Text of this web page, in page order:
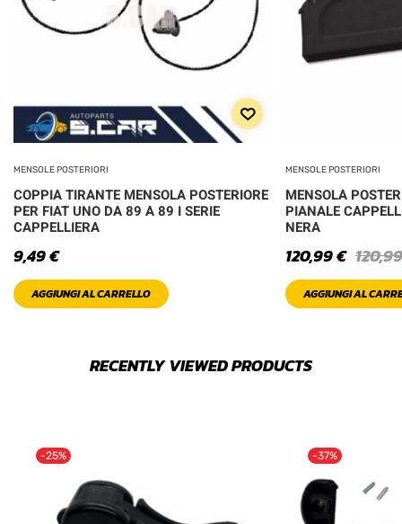
MENSOLE POSTERIORI
COPPIA TIRANTE MENSOLA POSTERIORE
PER FIAT UNO DA 89 A 89 I SERIE
CAPPELLIERA
9,49€
AGGIUNGI AL CARRELLO
MENSOLE POSTERIORI
MENSOLA
PIANALE
NERA
120,99€
AGGIUNGI AL
RECENTLY VIEWED PRODUCTS
-25% -37%